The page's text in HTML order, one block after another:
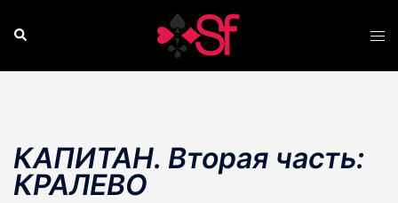
Поиск
КАПИТАН. Вторая часть:
КРАЛЕВО